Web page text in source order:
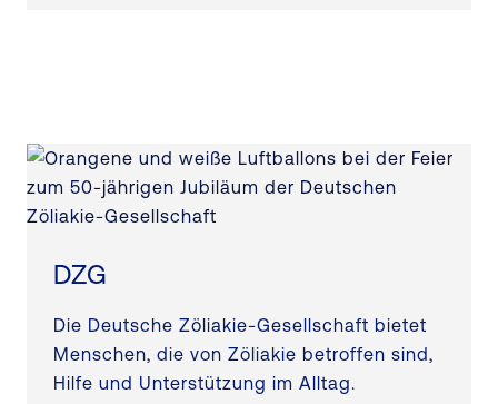
Altersgruppen von Kindern bis zu
Senioren. Darüber hinaus bieten sie
Schulungen für spezielle
Ernährungsfachkräfte, Mediziner*innen
DZG
Die Deutsche Zöliakie-Gesellschaft bietet
Menschen, die von Zöliakie betroffen sind,
Hilfe und Unterstützung im Alltag.